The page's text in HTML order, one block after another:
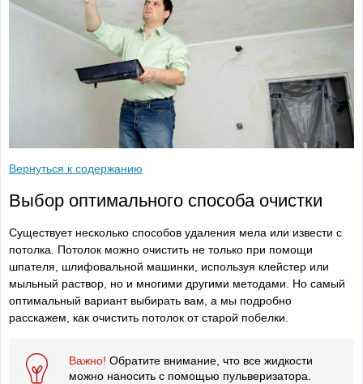
Вернуться к содержанию
Выбор оптимального способа очистки
Существует несколько способов удаления мела или извести с
потолка. Потолок можно очистить не только при помощи
шпателя, шлифовальной машинки, используя клейстер или
мыльный раствор, но и многими другими методами. Но самый
оптимальный вариант выбирать вам, а мы подробно
расскажем, как очистить потолок от старой побелки.
Важно! Обратите внимание, что все жидкости
можно наносить с помощью пульверизатора.